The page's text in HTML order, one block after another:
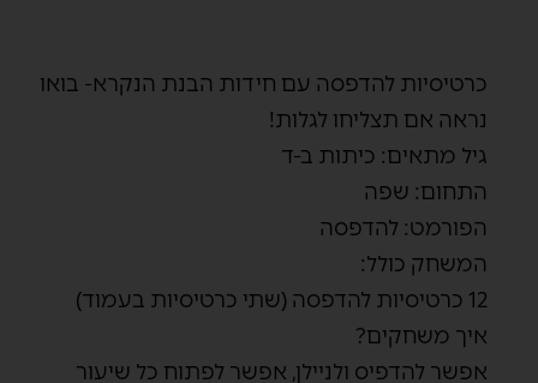
כרטיסיות להדפסה עם חידות הבנת הנקרא- בואו
נראה אם תצליחו לגלות!
גיל מתאים: כיתות ב-ד
התחום: שפה
הפורמט: להדפסה
המשחק כולל:
12 כרטיסיות להדפסה (שתי כרטיסיות בעמוד)
איך משחקים?
אפשר להדפיס ולניילן, אפשר לפתוח כל שיעור